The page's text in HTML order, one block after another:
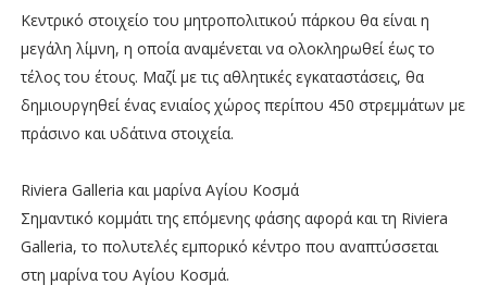
Κεντρικό στοιχείο του μητροπολιτικού πάρκου θα είναι η
μεγάλη λίμνη, η οποία αναμένεται να ολοκληρωθεί έως το
τέλος του έτους. Μαζί με τις αθλητικές εγκαταστάσεις, θα
δημιουργηθεί ένας ενιαίος χώρος περίπου 450 στρεμμάτων με
πράσινο και υδάτινα στοιχεία.
Riviera Galleria και μαρίνα Αγίου Κοσμά
Σημαντικό κομμάτι της επόμενης φάσης αφορά και τη Riviera
Galleria, το πολυτελές εμπορικό κέντρο που αναπτύσσεται
στη μαρίνα του Αγίου Κοσμά.